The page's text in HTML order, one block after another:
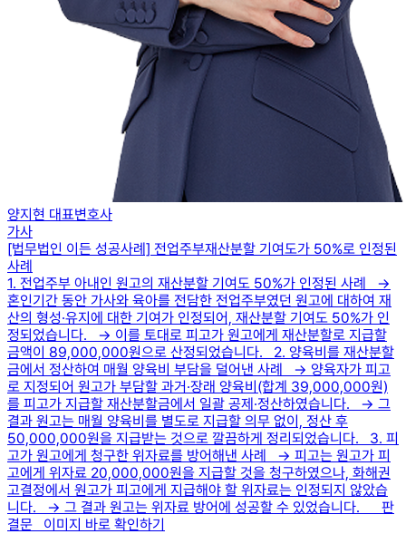
양지현 대표변호사
가사
[법무법인 이든 성공사례] 전업주부재산분할 기여도가 50%로 인정된
사례
1. 전업주부 아내인 원고의 재산분할 기여도 50%가 인정된 사례 →
혼인기간 동안 가사와 육아를 전담한 전업주부였던 원고에 대하여 재
산의 형성·유지에 대한 기여가 인정되어, 재산분할 기여도 50%가 인
정되었습니다. → 이를 토대로 피고가 원고에게 재산분할로 지급할
금액이 89,000,000원으로 산정되었습니다. 2. 양육비를 재산분할
금에서 정산하여 매월 양육비 부담을 덜어낸 사례 → 양육자가 피고
로 지정되어 원고가 부담할 과거·장래 양육비(합계 39,000,000원)
를 피고가 지급할 재산분할금에서 일괄 공제·정산하였습니다. → 그
결과 원고는 매월 양육비를 별도로 지급할 의무 없이, 정산 후
50,000,000원을 지급받는 것으로 깔끔하게 정리되었습니다. 3. 피
고가 원고에게 청구한 위자료를 방어해낸 사례 → 피고는 원고가 피
고에게 위자료 20,000,000원을 지급할 것을 청구하였으나, 화해권
고결정에서 원고가 피고에게 지급해야 할 위자료는 인정되지 않았습
니다. → 그 결과 원고는 위자료 방어에 성공할 수 있었습니다. 판
결문 이미지 바로 확인하기